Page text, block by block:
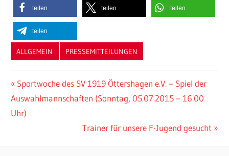
teilen teilen teilen
teilen
ALLGEMEIN PRESSEMITTEILUNGEN
Beitragsnavigation
Vorheriger
Beitrag:
Sportwoche des SV 1919 Öttershagen e.V. – Spiel der
Auswahlmannschaften (Sonntag, 05.07.2015 – 16.00
Uhr)
Nächster
Trainer für unsere F-Jugend gesucht